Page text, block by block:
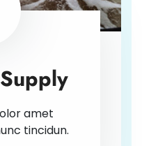
amet
tincidun.